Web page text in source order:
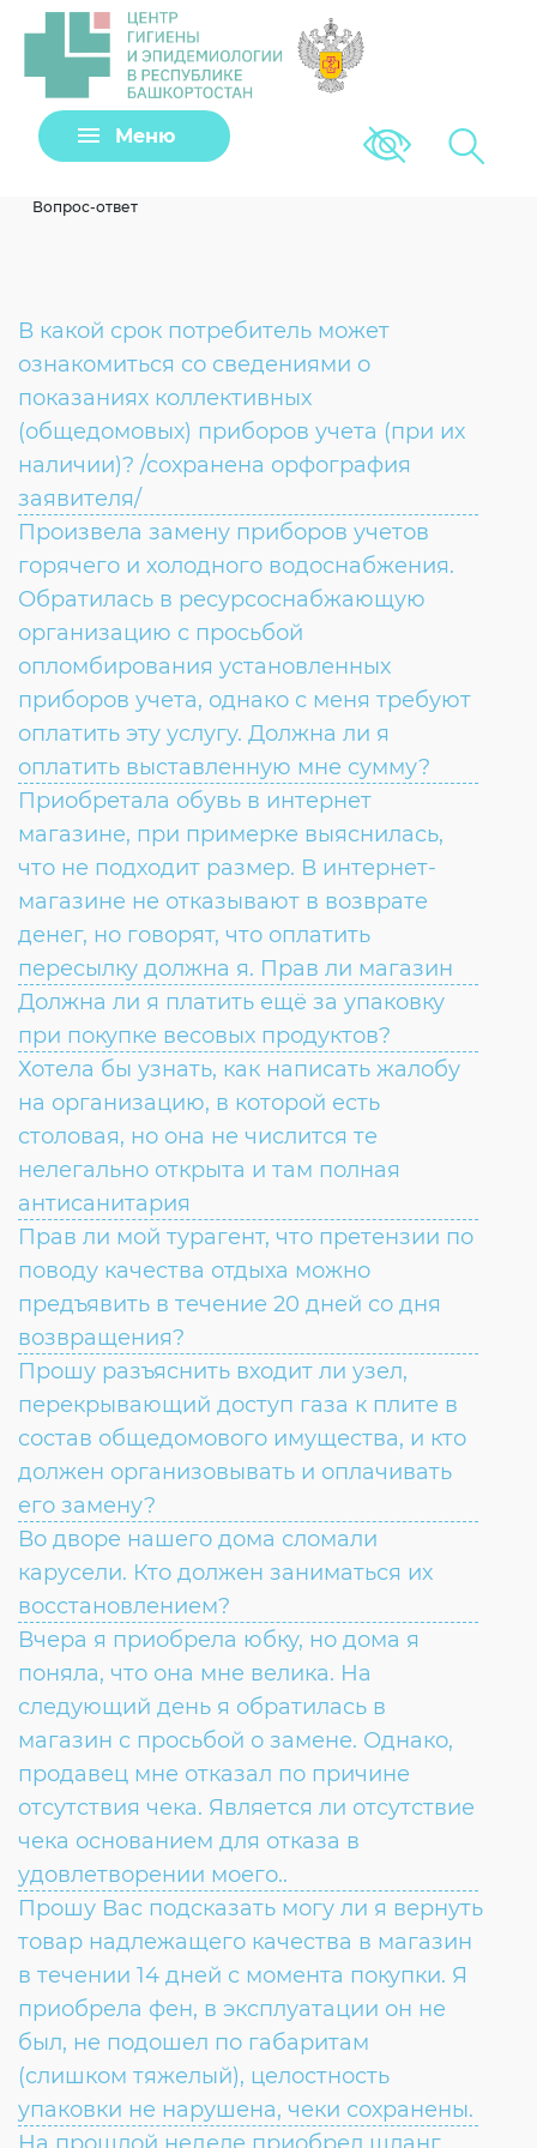
Меню Версия для
Вопрос-ответ
В какой срок потребитель может
ознакомиться со сведениями о
показаниях коллективных
(общедомовых) приборов учета (при их
наличии)? /сохранена орфография
заявителя/
Произвела замену приборов учетов
горячего и холодного водоснабжения.
Обратилась в ресурсоснабжающую
организацию с просьбой
опломбирования установленных
приборов учета, однако с меня требуют
оплатить эту услугу. Должна ли я
оплатить выставленную мне сумму?
Приобретала обувь в интернет
магазине, при примерке выяснилась,
что не подходит размер. В интернет-
магазине не отказывают в возврате
денег, но говорят, что оплатить
пересылку должна я. Прав ли магазин
Должна ли я платить ещё за упаковку
при покупке весовых продуктов?
Хотела бы узнать, как написать жалобу
на организацию, в которой есть
столовая, но она не числится те
нелегально открыта и там полная
антисанитария
Прав ли мой турагент, что претензии по
поводу качества отдыха можно
предъявить в течение 20 дней со дня
возвращения?
Прошу разъяснить входит ли узел,
перекрывающий доступ газа к плите в
состав общедомового имущества, и кто
должен организовывать и оплачивать
его замену?
Во дворе нашего дома сломали
карусели. Кто должен заниматься их
восстановлением?
Вчера я приобрела юбку, но дома я
поняла, что она мне велика. На
следующий день я обратилась в
магазин с просьбой о замене. Однако,
продавец мне отказал по причине
отсутствия чека. Является ли отсутствие
чека основанием для отказа в
удовлетворении моего..
Прошу Вас подсказать могу ли я вернуть
товар надлежащего качества в магазин
в течении 14 дней с момента покупки. Я
приобрела фен, в эксплуатации он не
был, не подошел по габаритам
(слишком тяжелый), целостность
упаковки не нарушена, чеки сохранены.
Задать вопрос
Клещи
Загрузить файл
Согласие на обработку личных данных
Введите слово с картинки